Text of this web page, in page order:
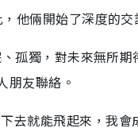
他倆開始了深度的交
孤獨，對未來無所期
朋友聯絡。
去就能飛起來，我會